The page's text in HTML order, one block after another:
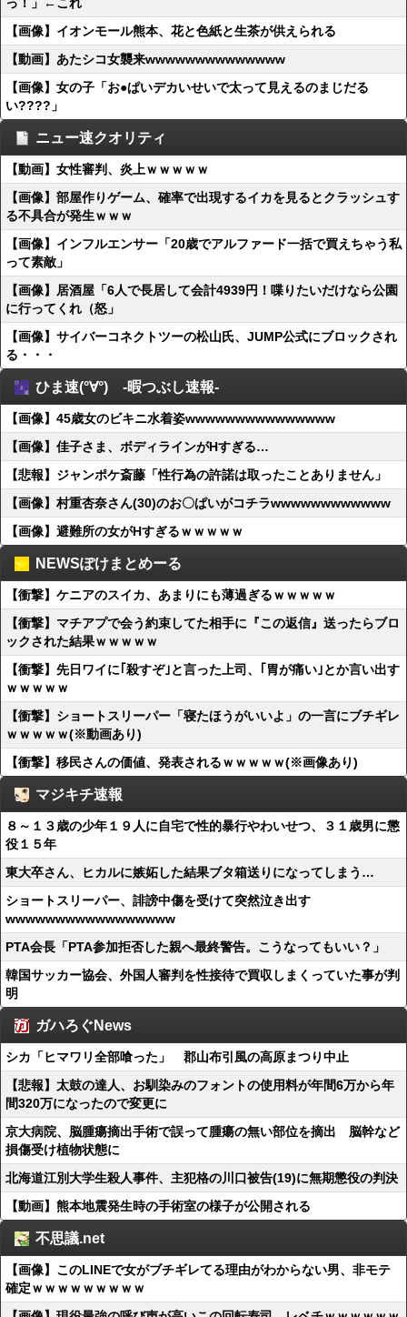
【画像】イオンモール熊本、花と色紙と生茶が供えられる
【動画】あたシコ女襲来wwwwwwwwwwwwww
【画像】女の子「お●ぱいデカいせいで太って見えるのまじだる
い????」
ニュー速クオリティ
【動画】女性審判、炎上ｗｗｗｗｗ
【画像】部屋作りゲーム、確率で出現するイカを見るとクラッシュす
る不具合が発生ｗｗｗ
【画像】インフルエンサー「20歳でアルファード一括で買えちゃう私
って素敵」
【画像】居酒屋「6人で長居して会計4939円！喋りたいだけなら公園
に行ってくれ（怒」
【画像】サイバーコネクトツーの松山氏、JUMP公式にブロックされ
る・・・
ひま速(°∀°) -暇つぶし速報-
【画像】45歳女のビキニ水着姿wwwwwwwwwwwwwww
【画像】佳子さま、ボディラインがHすぎる…
【悲報】ジャンポケ斎藤「性行為の許諾は取ったことありません」
【画像】村重杏奈さん(30)のお〇ぱいがコチラwwwwwwwwwwww
【画像】避難所の女がHすぎるｗｗｗｗｗ
NEWSぽけまとめーる
【衝撃】ケニアのスイカ、あまりにも薄過ぎるｗｗｗｗｗ
【衝撃】マチアプで会う約束してた相手に『この返信』送ったらブロ
ックされた結果ｗｗｗｗｗ
【衝撃】先日ワイに｢殺すぞ｣と言った上司、｢胃が痛い｣とか言い出す
ｗｗｗｗｗ
【衝撃】ショートスリーパー「寝たほうがいいよ」の一言にブチギレ
ｗｗｗｗｗ(※動画あり)
【衝撃】移民さんの価値、発表されるｗｗｗｗｗ(※画像あり)
マジキチ速報
８～１３歳の少年１９人に自宅で性的暴行やわいせつ、３１歳男に懲
役１５年
東大卒さん、ヒカルに嫉妬した結果ブタ箱送りになってしまう…
ショートスリーパー、誹謗中傷を受けて突然泣き出す
wwwwwwwwwwwwwwwww
PTA会長「PTA参加拒否した親へ最終警告。こうなってもいい？」
韓国サッカー協会、外国人審判を性接待で買収しまくっていた事が判
明
ガハろぐNews
シカ「ヒマワリ全部喰った」 郡山布引風の高原まつり中止
【悲報】太鼓の達人、お馴染みのフォントの使用料が年間6万から年
間320万になったので変更に
京大病院、脳腫瘍摘出手術で誤って腫瘍の無い部位を摘出 脳幹など
損傷受け植物状態に
北海道江別大学生殺人事件、主犯格の川口被告(19)に無期懲役の判決
【動画】熊本地震発生時の手術室の様子が公開される
不思議.net
【画像】このLINEで女がブチギレてる理由がわからない男、非モテ
確定ｗｗｗｗｗｗｗｗｗ